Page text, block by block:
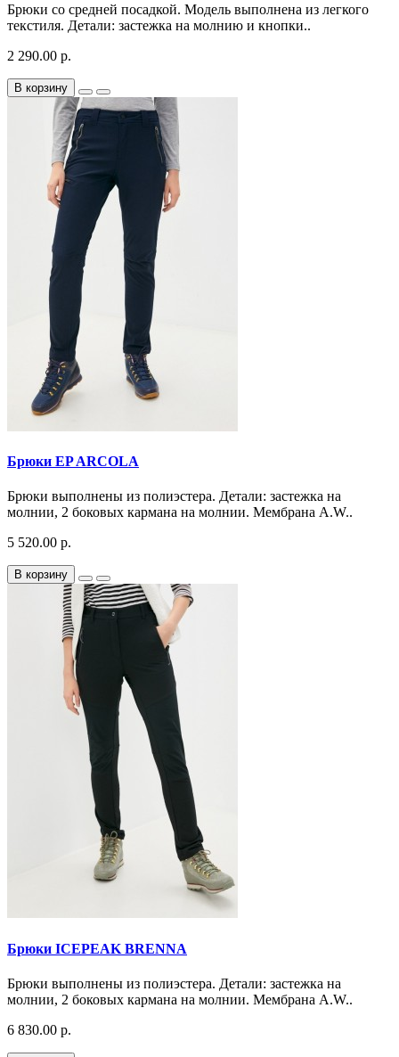
Брюки со средней посадкой. Модель выполнена из легкого
текстиля. Детали: застежка на молнию и кнопки..
2 290.00 р.
В корзину
Брюки EP ARCOLA
Брюки выполнены из полиэстера. Детали: застежка на
молнии, 2 боковых кармана на молнии. Мембрана A.W..
5 520.00 р.
В корзину
Брюки ICEPEAK BRENNA
Брюки выполнены из полиэстера. Детали: застежка на
молнии, 2 боковых кармана на молнии. Мембрана A.W..
6 830.00 р.